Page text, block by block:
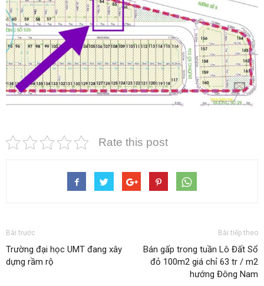
Rate this post
Bài trước
Trường đại học UMT đang xây
dựng rầm rộ
Bài tiếp theo
Bán gấp trong tuần Lô Đất Sổ
đỏ 100m2 giá chỉ 63 tr / m2
hướng Đông Nam